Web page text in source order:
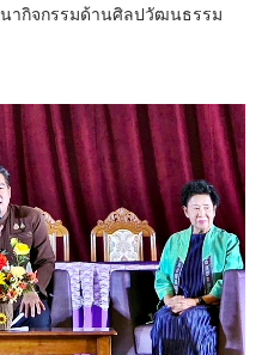
ากิจกรรมด้านศิลปวัฒนธรรม